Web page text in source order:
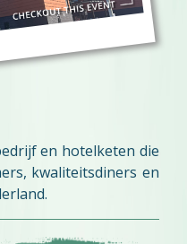
en hotelketen die
kwaliteitsdiners en